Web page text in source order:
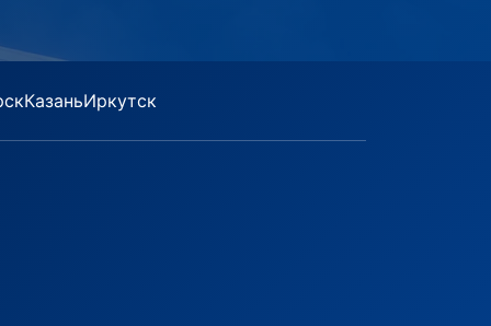
КазаньИркутск